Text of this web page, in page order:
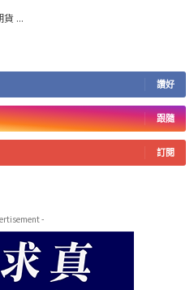
貨 ...
讚好
跟隨
訂閱
-